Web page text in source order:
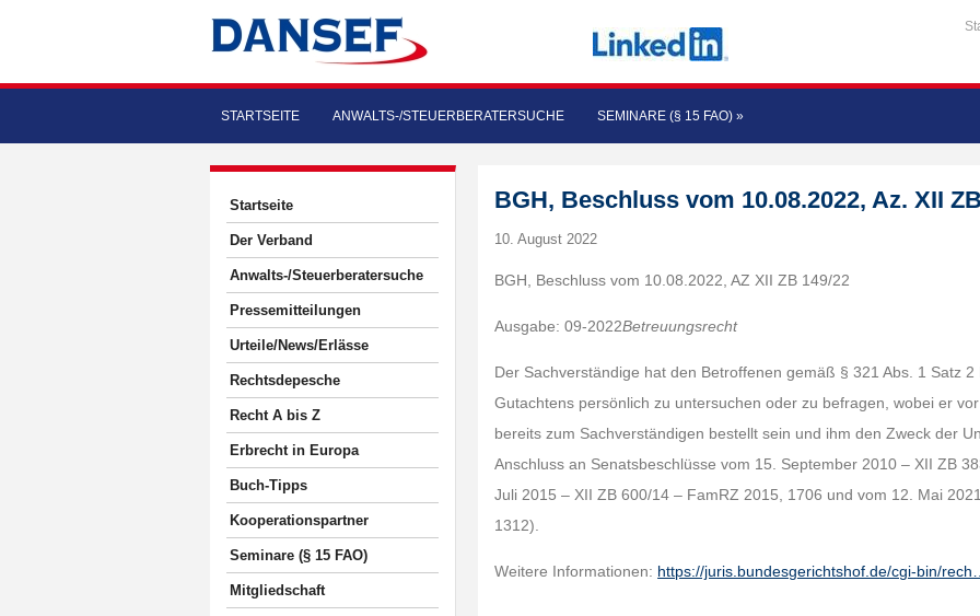
STARTSEITE ANWALTS-/STEUERBERATERSUCHE SEMINARE (§ 15 FAO) »
Startseite
Der Verband
Anwalts-/Steuerberatersuche
Pressemitteilungen
Urteile/News/Erlässe
Rechtsdepesche
Recht A bis Z
Erbrecht in Europa
Buch-Tipps
Kooperationspartner
Seminare (§ 15 FAO)
Mitgliedschaft
BGH, Beschluss vom 10.08.2022, Az. XII
10. August 2022
BGH, Beschluss vom 10.08.2022, AZ XII ZB 149/22
Ausgabe: 09-2022Betreuungsrecht
Der Sachverständige hat den Betroffenen gemäß § 321 Abs. 1 Satz
Gutachtens persönlich zu untersuchen oder zu befragen, wobei er
bereits zum Sachverständigen bestellt sein und ihm den Zweck der
Anschluss an Senatsbeschlüsse vom 15. September 2010 – XII ZB
Juli 2015 – XII ZB 600/14 – FamRZ 2015, 1706 und vom 12. Mai
1312).
Weitere Informationen: https://juris.bundesgerichtshof.de/cgi-bin/rech…